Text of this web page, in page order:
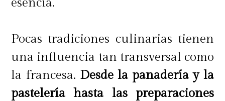
Pocas tradiciones culinarias tienen
una influencia tan transversal como
la francesa. Desde la panadería y la
pastelería hasta las preparaciones